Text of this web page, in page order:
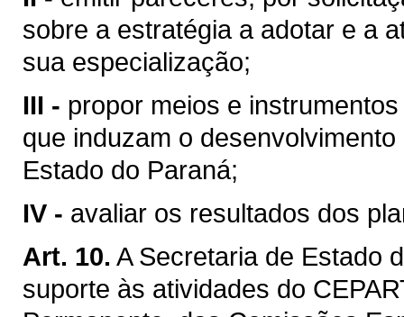
sobre a estratégia a adotar e a
sua especialização;
III - propor meios e
que induzam o
Estado do Paraná;
IV - avaliar os resultados dos
Art. 10. A Secretaria de Estado
suporte às atividades do